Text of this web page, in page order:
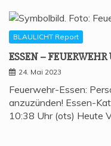
BLAULICHT Report
ESSEN –
24. Mai 2023
Feuerwehr-Essen:
anzuzünden! Essen-
10:38 Uhr (ots) Heute